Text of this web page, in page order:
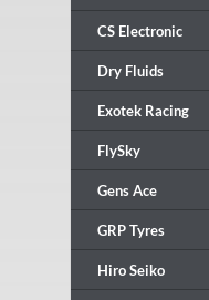
CS Electronic
Dry Fluids
Exotek Racing
FlySky
Gens Ace
GRP Tyres
Hiro Seiko